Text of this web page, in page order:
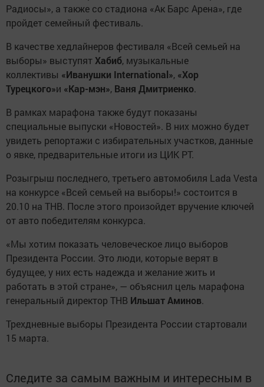
Радиосы», а также со стадиона «Ак Барс Арена», где
пройдет семейный фестиваль.
В качестве хедлайнеров фестиваля «Всей семьей на
выборы» выступят Хабиб, музыкальные
коллективы «Иванушки International», «Хор
Турецкого»и «Кар-мэн», Ваня Дмитриенко.
В рамках марафона также будут показаны
специальные выпуски «Новостей». В них можно будет
увидеть репортажи с избирательных участков, данные
о явке, предварительные итоги из ЦИК РТ.
Розыгрыш последнего, третьего автомобиля Lada Vesta
на конкурсе «Всей семьей на выборы!» состоится в
20.10 на ТНВ. После этого произойдет вручение ключей
от авто победителям конкурса.
«Мы хотим показать человеческое лицо выборов
Президента России. Это люди, которые верят в
будущее, у них есть надежда и желание жить и
работать в этой стране», — объяснил цель марафона
генеральный директор ТНВ Ильшат Аминов.
Трехдневные выборы Президента России стартовали
15 марта.
Следите за самым важным и интересным в